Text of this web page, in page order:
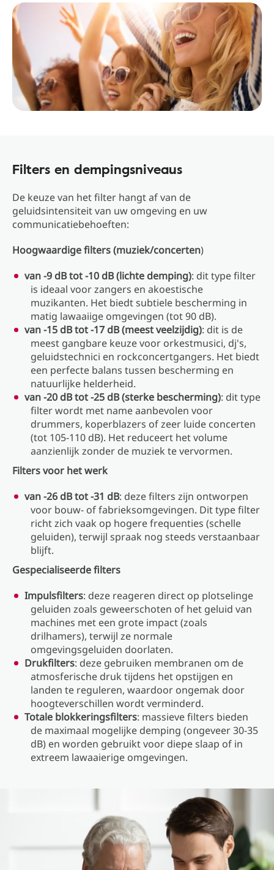
Filters en dempingsniveaus
De keuze van het filter hangt af van de
geluidsintensiteit van uw omgeving en uw
communicatiebehoeften:
Hoogwaardige filters (muziek/concerten)
van -9 dB tot -10 dB (lichte demping): dit type filter
is ideaal voor zangers en akoestische
muzikanten. Het biedt subtiele bescherming in
matig lawaaiige omgevingen (tot 90 dB).
van -15 dB tot -17 dB (meest veelzijdig): dit is de
meest gangbare keuze voor orkestmusici, dj's,
geluidstechnici en rockconcertgangers. Het biedt
een perfecte balans tussen bescherming en
natuurlijke helderheid.
van -20 dB tot -25 dB (sterke bescherming): dit type
filter wordt met name aanbevolen voor
drummers, koperblazers of zeer luide concerten
(tot 105-110 dB). Het reduceert het volume
aanzienlijk zonder de muziek te vervormen.
Filters voor het werk
van -26 dB tot -31 dB: deze filters zijn ontworpen
voor bouw- of fabrieksomgevingen. Dit type filter
richt zich vaak op hogere frequenties (schelle
geluiden), terwijl spraak nog steeds verstaanbaar
blijft.
Gespecialiseerde filters
Impulsfilters: deze reageren direct op plotselinge
geluiden zoals geweerschoten of het geluid van
machines met een grote impact (zoals
drilhamers), terwijl ze normale
omgevingsgeluiden doorlaten.
Drukfilters: deze gebruiken membranen om de
atmosferische druk tijdens het opstijgen en
landen te reguleren, waardoor ongemak door
hoogteverschillen wordt verminderd.
Totale blokkeringsfilters: massieve filters bieden
de maximaal mogelijke demping (ongeveer 30-35
dB) en worden gebruikt voor diepe slaap of in
extreem lawaaierige omgevingen.